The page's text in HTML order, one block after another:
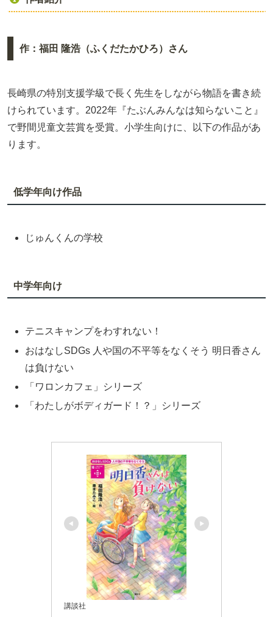
作：福田 隆浩（ふくだたかひろ）さん
長崎県の特別支援学級で長く先生をしながら物語を書き続
けられています。2022年『たぶんみんなは知らないこと』
で野間児童文芸賞を受賞。小学生向けに、以下の作品があ
ります。
低学年向け作品
じゅんくんの学校
中学年向け
テニスキャンプをわすれない！
おはなしSDGs 人や国の不平等をなくそう 明日香さん
は負けない
「ワロンカフェ」シリーズ
「わたしがボディガード！？」シリーズ
講談社